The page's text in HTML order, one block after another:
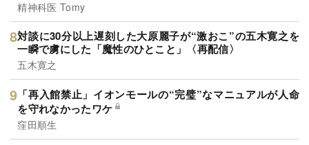
精神科医 Tomy
対談に30分以上遅刻した大原麗子が“激おこ”の五木寛之を
一瞬で虜にした「魔性のひとこと」〈再配信〉
五木寛之
「再入館禁止」イオンモールの“完璧”なマニュアルが人命
を守れなかったワケ
窪田順生